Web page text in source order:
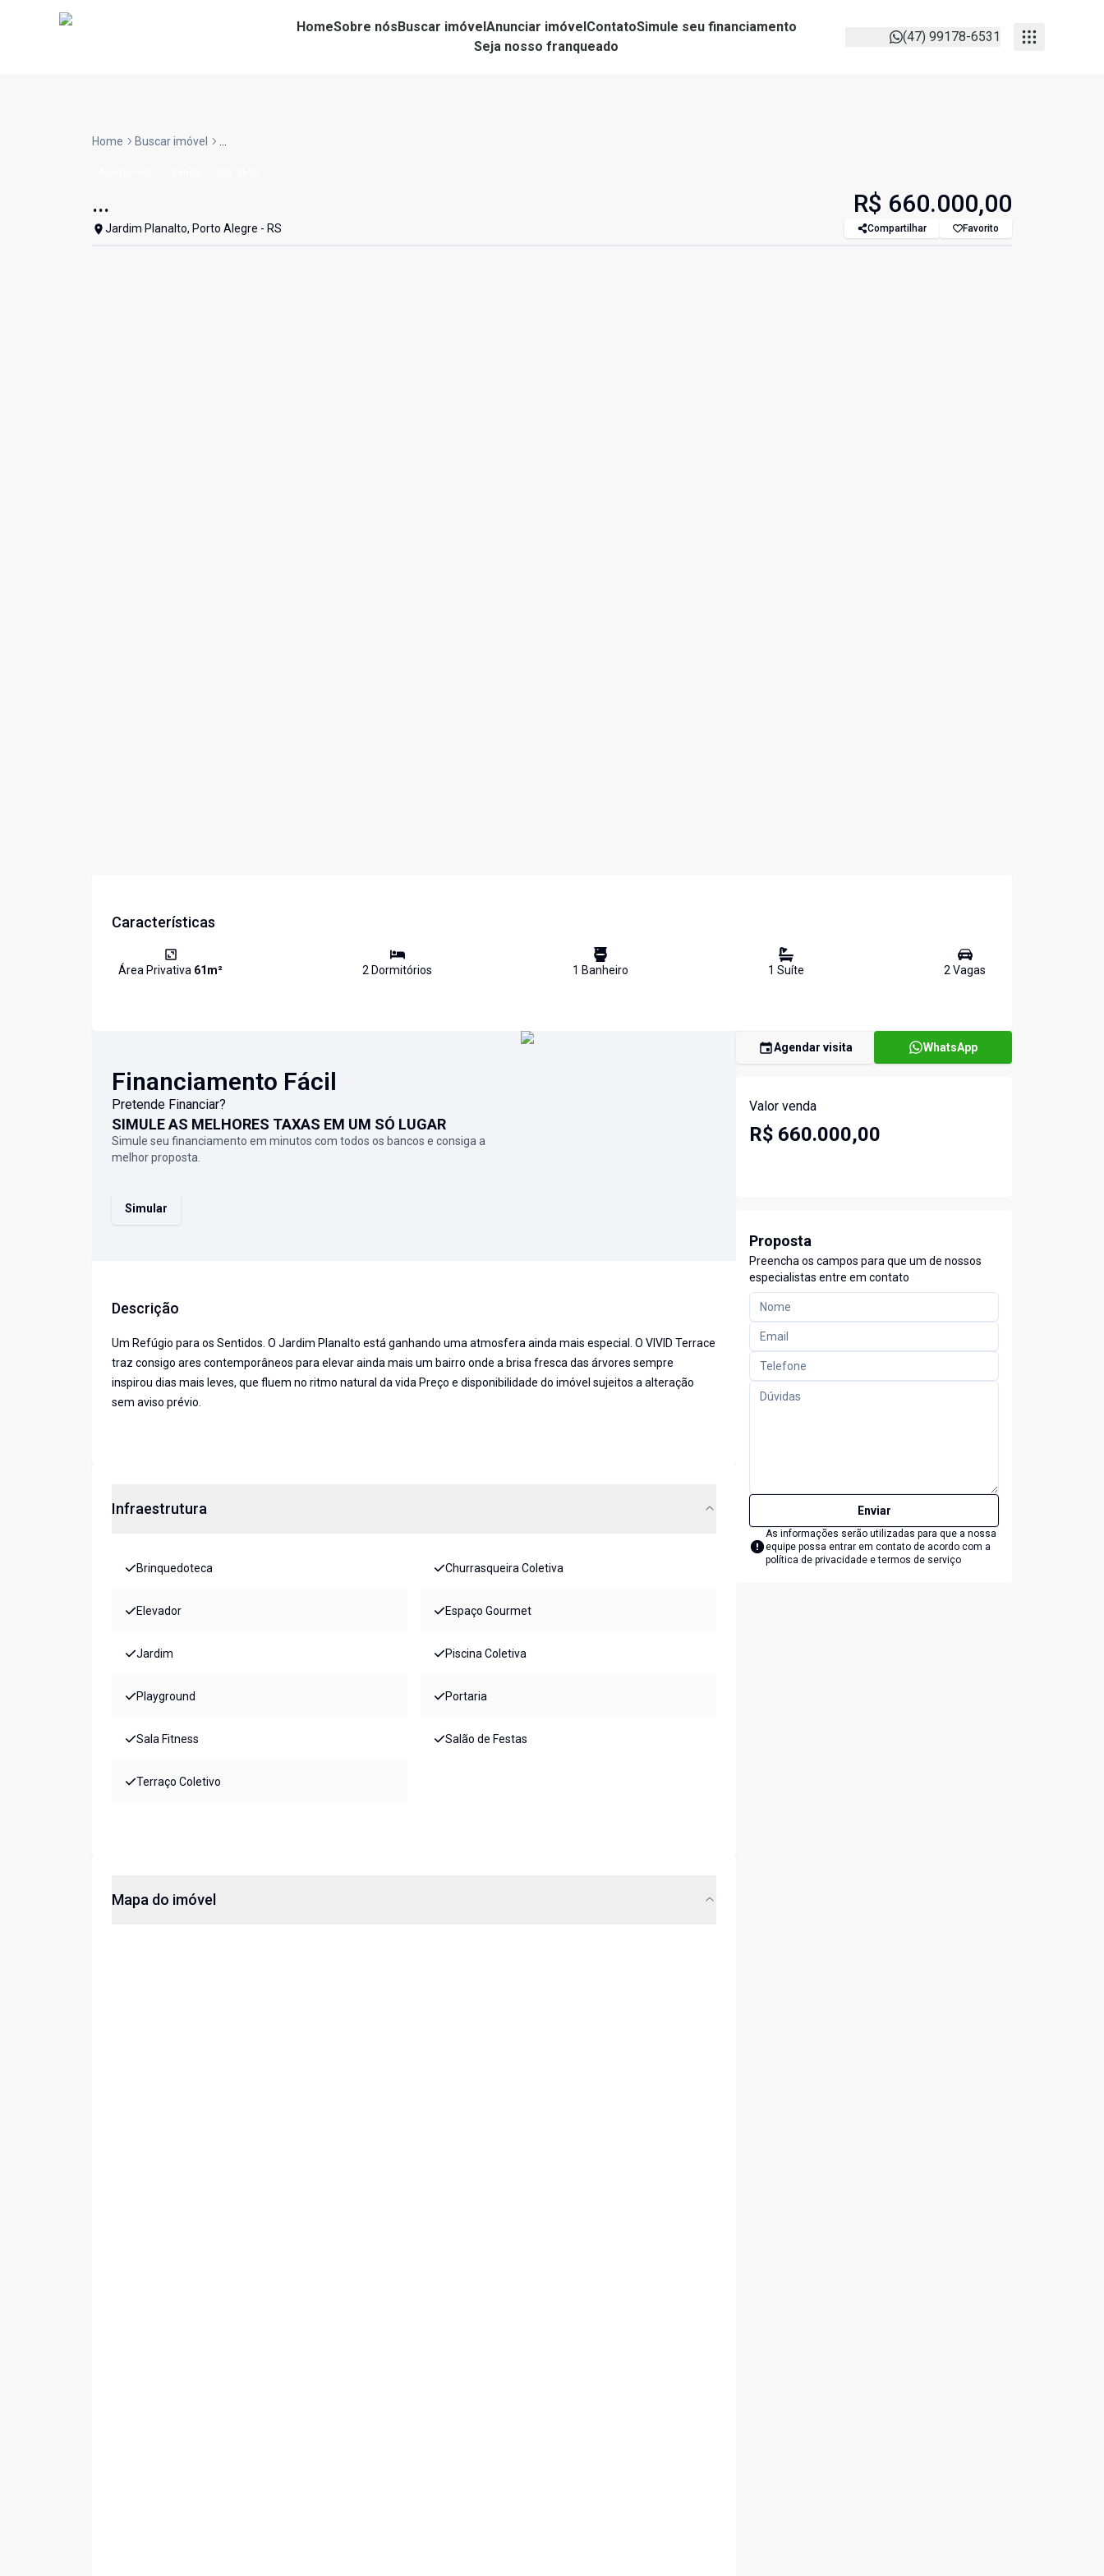
HomeSobre nósBuscar imóvelAnunciar imóvelContatoSimule seu financiamento
Seja nosso franqueado
(47) 99178-6531
Home Buscar imóvel ...
...
Jardim Planalto, Porto Alegre - RS
R$ 660.000,00
Compartilhar Favorito
Características
Área Privativa 61m² 2 Dormitórios 1 Banheiro 1 Suíte 2Vagas
Financiamento Fácil
Pretende Financiar?
SIMULE AS MELHORES TAXAS EM UM SÓ LUGAR
Simule seu financiamento em minutos com todos os bancos e consiga a
melhor proposta.
Simular
Descrição
Um Refúgio para os Sentidos. O Jardim Planalto está ganhando uma atmosfera ainda mais especial. O VIVID Terrace
traz consigo ares contemporâneos para elevar ainda mais um bairro onde a brisa fresca das árvores sempre
inspirou dias mais leves, que fluem no ritmo natural da vida Preço e disponibilidade do imóvel sujeitos a alteração
sem aviso prévio.
Infraestrutura
Brinquedoteca Churrasqueira Coletiva
Elevador Espaço Gourmet
Jardim Piscina Coletiva
Playground Portaria
Sala Fitness Salão de Festas
Terraço Coletivo
Mapa do imóvel
Agendar visita WhatsApp
Valor venda
R$ 660.000,00
Proposta
Preencha os campos para que um de nossos
especialistas entre em contato
Enviar
As informações serão utilizadas para que a nossa
equipe possa entrar em contato de acordo com a
política de privacidade e termos de serviço